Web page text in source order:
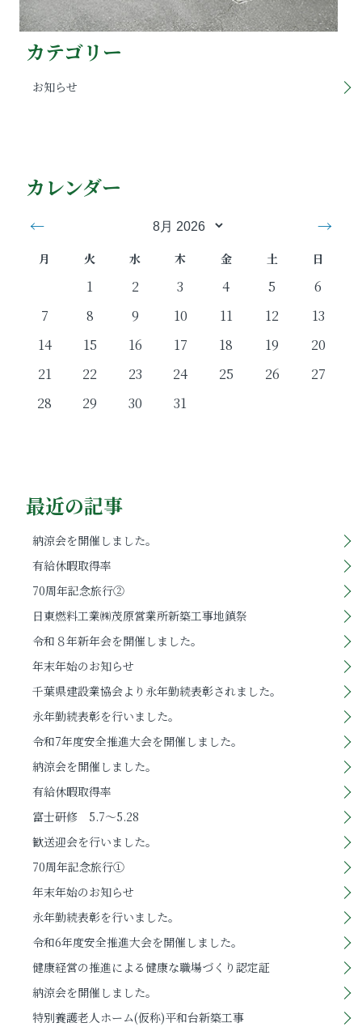
カテゴリー
お知らせ
カレンダー
← →
月 火 水 木 金 土 日
1 2 3 4 5
6
7
8 9 10 11 12
13
14
15 16 17 18 19
20
21
22 23 24 25 26
27
28
29 30 31
最近の記事
納涼会を開催しました。
有給休暇取得率
70周年記念旅行②
日東燃料工業㈱茂原営業所新築工事地鎮祭
令和８年新年会を開催しました。
年末年始のお知らせ
千葉県建設業協会より永年勤続表彰されました。
永年勤続表彰を行いました。
令和7年度安全推進大会を開催しました。
納涼会を開催しました。
有給休暇取得率
富士研修 5.7～5.28
歓送迎会を行いました。
70周年記念旅行①
年末年始のお知らせ
永年勤続表彰を行いました。
令和6年度安全推進大会を開催しました。
健康経営の推進による健康な職場づくり認定証
納涼会を開催しました。
特別養護老人ホーム(仮称)平和台新築工事